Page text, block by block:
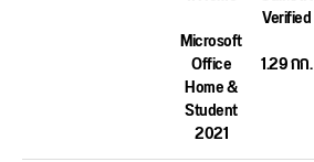
Microsoft
Office
Home &
Student
2021
Verified
1.29 กก.